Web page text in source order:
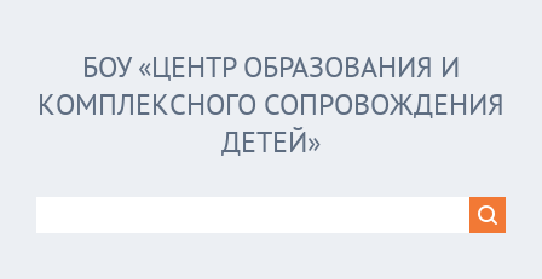
БОУ «ЦЕНТР ОБРАЗОВАНИЯ И
КОМПЛЕКСНОГО СОПРОВОЖДЕНИЯ
ДЕТЕЙ»